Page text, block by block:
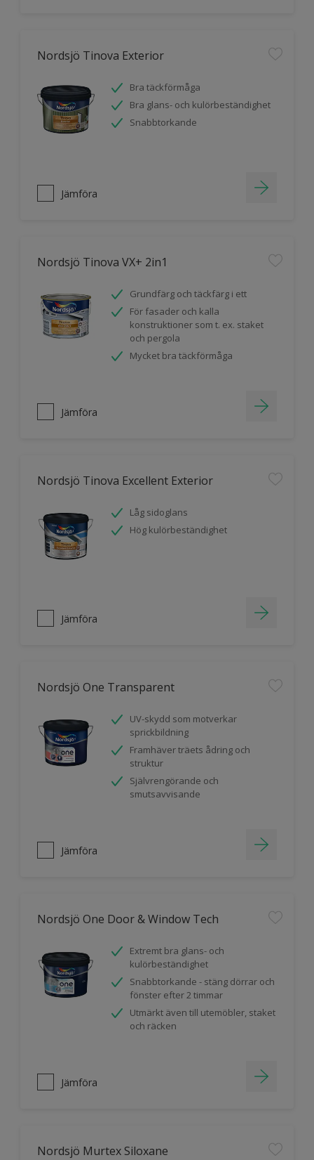
Nordsjö Tinova Exterior
Bra täckförmåga
Bra glans- och kulörbeständighet
Snabbtorkande
Jämföra
Nordsjö Tinova VX+ 2in1
Grundfärg och täckfärg i ett
För fasader och kalla
konstruktioner som t. ex. staket
och pergola
Mycket bra täckförmåga
Jämföra
Nordsjö Tinova Excellent Exterior
Låg sidoglans
Hög kulörbeständighet
Jämföra
Nordsjö One Transparent
UV-skydd som motverkar
sprickbildning
Framhäver träets ådring och
struktur
Självrengörande och
smutsavvisande
Jämföra
Nordsjö One Door & Window Tech
Extremt bra glans- och
kulörbeständighet
Snabbtorkande - stäng dörrar och
fönster efter 2 timmar
Utmärkt även till utemöbler, staket
och räcken
Jämföra
Nordsjö Murtex Siloxane